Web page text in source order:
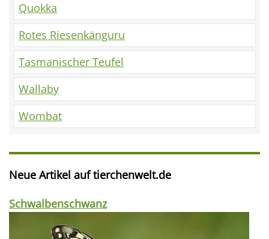
Quokka
Rotes Riesenkänguru
Tasmanischer Teufel
Wallaby
Wombat
Neue Artikel auf tierchenwelt.de
Schwalbenschwanz